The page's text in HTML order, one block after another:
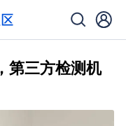
第三方检测机